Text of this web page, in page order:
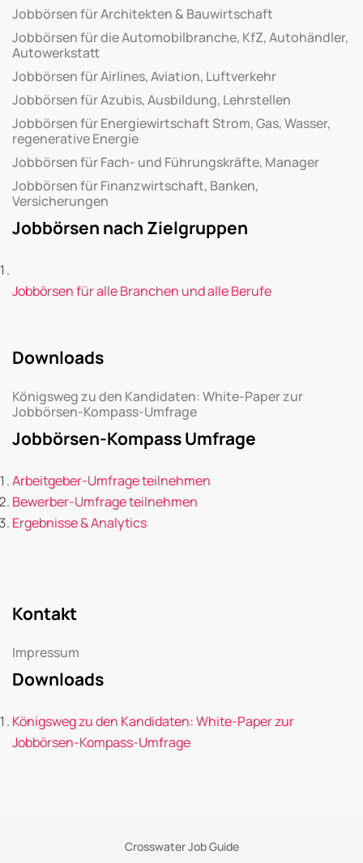
Jobbörsen für Architekten & Bauwirtschaft
Jobbörsen für die Automobilbranche, KfZ, Autohändler,
Autowerkstatt
Jobbörsen für Airlines, Aviation, Luftverkehr
Jobbörsen für Azubis, Ausbildung, Lehrstellen
Jobbörsen für Energiewirtschaft Strom, Gas, Wasser,
regenerative Energie
Jobbörsen für Fach- und Führungskräfte, Manager
Jobbörsen für Finanzwirtschaft, Banken,
Versicherungen
Jobbörsen nach Zielgruppen
Jobbörsen für alle Branchen und alle Berufe
Downloads
Königsweg zu den Kandidaten: White-Paper zur
Jobbörsen-Kompass-Umfrage
Jobbörsen-Kompass Umfrage
Arbeitgeber-Umfrage teilnehmen
Bewerber-Umfrage teilnehmen
Ergebnisse & Analytics
Kontakt
Impressum
Downloads
Königsweg zu den Kandidaten: White-Paper zur
Jobbörsen-Kompass-Umfrage
Crosswater Job Guide